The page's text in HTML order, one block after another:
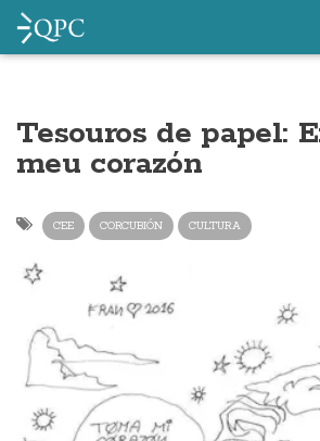
Tesouros de papel:
meu corazón
CEE CORCUBIÓN CULTURA